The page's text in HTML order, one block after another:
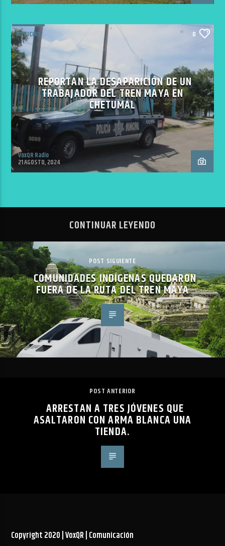
NOTICIAS 0
REPORTAN LA DESAPARICIÓN DE UN
TRABAJADOR DEL TREN MAYA EN
CHETUMAL
VoxQR Radio
21 AGOSTO, 2024
CONTINUAR LEYENDO
POST SIGUIENTE
COMUNIDADES INDÍGENAS QUEDARON
FUERA DE LA RUTA DEL TREN MAYA
POST ANTERIOR
ARRESTAN A TRES JÓVENES QUE
ASALTARON CON ARMA BLANCA UNA
TIENDA.
Copyright 2020 | VoxQR | Comunicación